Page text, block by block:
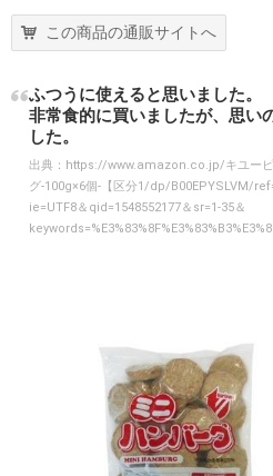
この商品の通販サイトへ
ふつうに使えると思いました。
非常食的に買いましたが、思い
した。
出典： https://www.amazon.co.jp/キユーピ
グ-100g×6個-【区分1/dp/B00EPYSLVM/
ie=UTF8＆qid=1548552177＆sr=1-35＆